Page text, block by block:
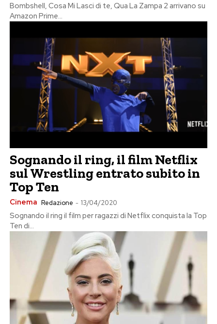
Bombshell, Cosa Mi Lasci di te, Qua La Zampa 2 arrivano su
Amazon Prime...
Sognando il ring, il film Netflix
sul Wrestling entrato subito in
Top Ten
Cinema Redazione - 13/04/2020
Sognando il ring il film per ragazzi di Netflix conquista la Top
Ten di...